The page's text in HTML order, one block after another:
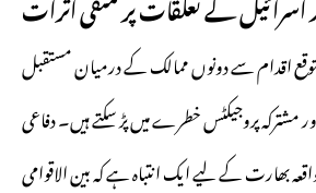
اقدام سے دونوں ممالک کے درمیان مستقبل
پروجیکٹس خطرے میں پڑ سکتے ہیں۔ دفاعی
بھارت کے لیے ایک انتباہ ہے کہ بین الاقوامی